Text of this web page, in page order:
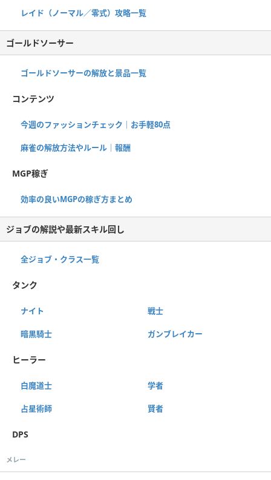
レイド（ノーマル／零式）攻略一覧
ゴールドソーサー
ゴールドソーサーの解放と景品一覧
コンテンツ
今週のファッションチェック｜お手軽80点
麻雀の解放方法やルール｜報酬
MGP稼ぎ
効率の良いMGPの稼ぎ方まとめ
ジョブの解説や最新スキル回し
全ジョブ・クラス一覧
タンク
ナイト 戦士
暗黒騎士 ガンブレイカー
ヒーラー
白魔道士 学者
占星術師 賢者
DPS
メレー